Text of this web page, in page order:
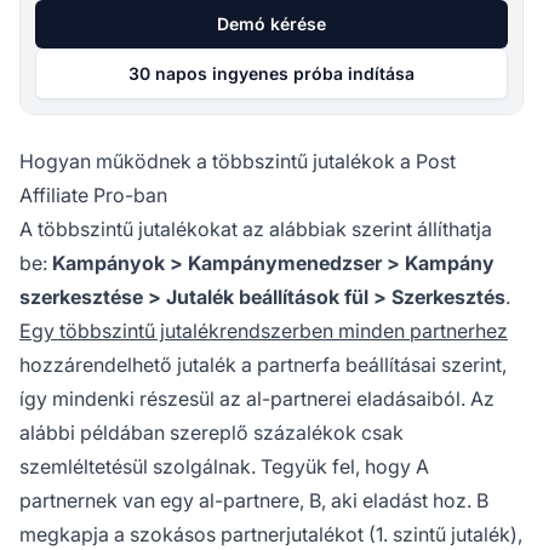
Demó kérése
30 napos ingyenes próba indítása
Hogyan működnek a többszintű jutalékok a Post
Affiliate Pro-ban
A többszintű jutalékokat az alábbiak szerint állíthatja
be: Kampányok > Kampánymenedzser > Kampány
szerkesztése > Jutalék beállítások fül > Szerkesztés.
Egy többszintű jutalékrendszerben minden partnerhez
hozzárendelhető jutalék a partnerfa beállításai szerint,
így mindenki részesül az al-partnerei eladásaiból. Az
alábbi példában szereplő százalékok csak
szemléltetésül szolgálnak. Tegyük fel, hogy A
partnernek van egy al-partnere, B, aki eladást hoz. B
megkapja a szokásos partnerjutalékot (1. szintű jutalék),